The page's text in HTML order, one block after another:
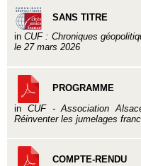
SANS TITRE
inCUF : Chroniques
le 27 mars 2026
PROGRAMME
in CUF - Association
Réinventer les jumelages
COMPTE-RENDU